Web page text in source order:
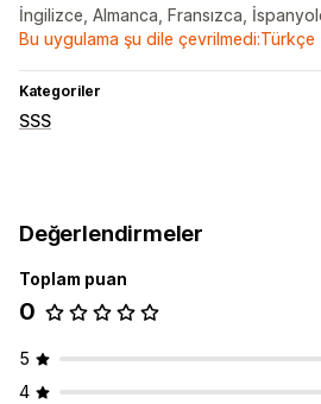
İngilizce, Almanca, Fransızca,
Bu uygulama şu dile çevrilmedi:Türkçe
Kategoriler
SSS
Çeviri
Görüntüleme seçenekleri
Akordiyonlar Ürün sayfası
Değerlendirmeler
Toplam puan
0
5
4